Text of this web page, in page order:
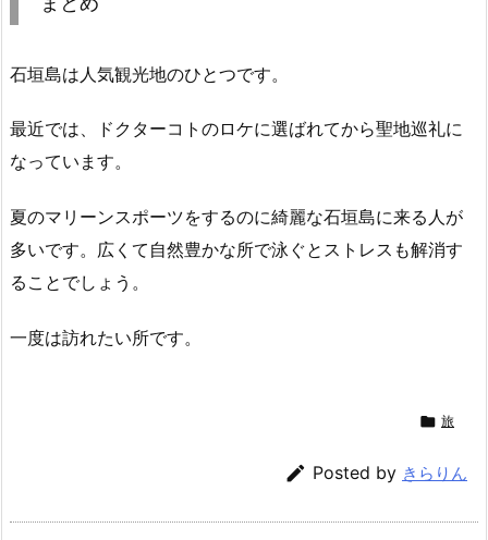
石垣島は人気観光地のひとつです。
最近では、ドクターコトのロケに選ばれてから聖地巡礼に
なっています。
夏のマリーンスポーツをするのに綺麗な石垣島に来る人が
多いです。広くて自然豊かな所で泳ぐとストレスも解消す
ることでしょう。
一度は訪れたい所です。
 旅
 Posted by きらりん